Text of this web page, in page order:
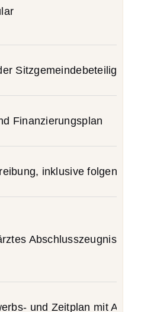
Sitzgemeindebeteiligung
Finanzierungsplan
inklusive folgender
Abschlusszeugnis
und Zeitplan mit